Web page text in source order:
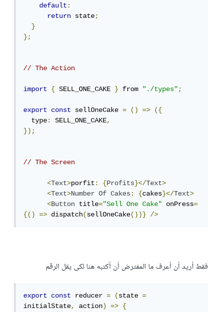
default:
return state;
}
};
// The Action
import { SELL_ONE_CAKE } from "./types";
export const sellOneCake = () =>
({
  type
: SELL_ONE_CAKE,
});
// The Screen
<Text>porfit: {Profits}</Text>
<Text>Number Of Cakes: {cakes}</Text>
<Button title="Sell One Cake" onPress=
{()
=> dispatch(sellOneCake())} />
فقط أريد أن أعرف ما المفترض أن أكتبه هنا لكى يقل الرقم
export const reducer = (state =
initialState, action) =>
{